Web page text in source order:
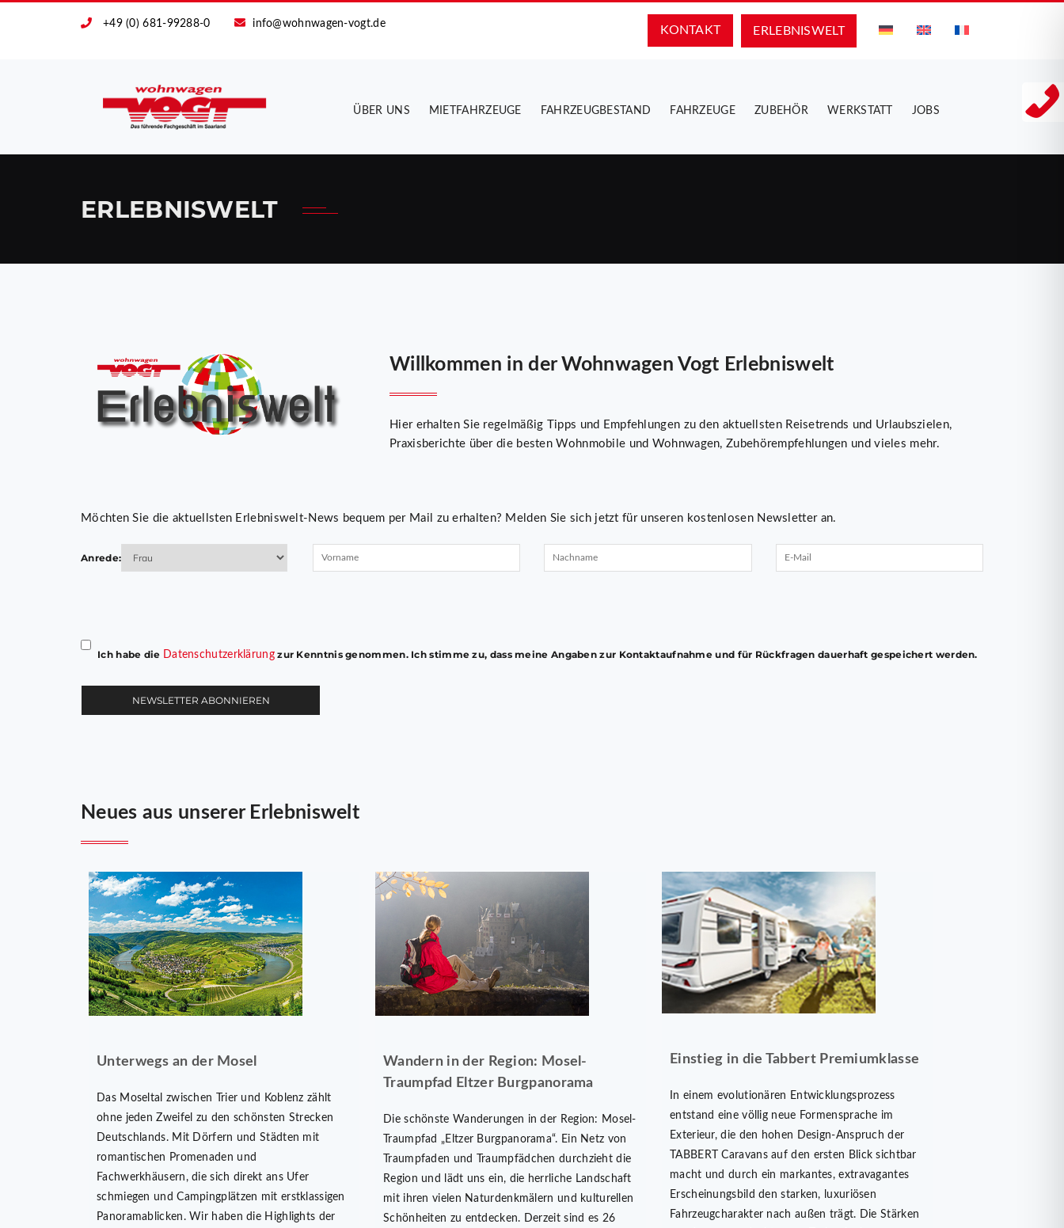
+49 (0) 681-99288-0 info@wohnwagen-vogt.de
ERLEBNIS­WELT
KONTAKT
ÜBER UNS MIETFAHRZEUGE FAHRZEUGBESTAND FAHRZEUGE ZUBEHÖR WERKSTATT JOBS
ERLEBNISWELT
Willkommen in der Wohnwagen Vogt Erlebniswelt
Hier erhalten Sie regelmäßig Tipps und Empfehlungen zu den aktuellsten Reisetrends und Urlaubszielen,
Praxisberichte über die besten Wohnmobile und Wohnwagen, Zubehörempfehlungen und vieles mehr.
Möchten Sie die aktuellsten Erlebniswelt-News bequem per Mail zu erhalten? Melden Sie sich jetzt für unseren kostenlosen Newsletter an.
Anrede:
dieses
Feld
Ich habe die Datenschutzerklärungzur Kenntnis genommen. Ich stimme zu, dass meine Angaben zur Kontaktaufnahme und für Rückfragen dauerhaft gespeichert werden.
Neues aus unserer Erlebniswelt
Unterwegs an der Mosel
Das Moseltal zwischen Trier und Koblenz zählt
ohne jeden Zweifel zu den schönsten Strecken
Deutschlands. Mit Dörfern und Städten mit
romantischen Promenaden und
Fachwerkhäusern, die sich direkt ans Ufer
schmiegen und Campingplätzen mit erstklassigen
Panoramablicken. Wir haben die Highlights der
Wandern in der Region: Mosel-
Traumpfad Eltzer Burgpanorama
Die schönste Wanderungen in der Region: Mosel-
Traumpfad „Eltzer Burgpanorama“. Ein Netz von
Traumpfaden und Traumpfädchen durchzieht die
Region und lädt uns ein, die herrliche Landschaft
mit ihren vielen Naturdenkmälern und kulturellen
Schönheiten zu entdecken. Derzeit sind es 26
Einstieg in die Tabbert Premiumklasse
In einem evolutionären Entwicklungsprozess
entstand eine völlig neue Formensprache im
Exterieur, die den hohen Design-Anspruch der
TABBERT Caravans auf den ersten Blick sichtbar
macht und durch ein markantes, extravagantes
Erscheinungsbild den starken, luxuriösen
Fahrzeugcharakter nach außen trägt. Die Stärken